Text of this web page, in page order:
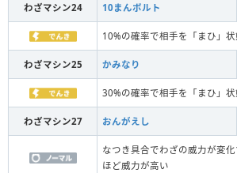
わざマシン24 10まんボルト
10%の確率で相手を「まひ」状
わざマシン25 かみなり
30%の確率で相手を「まひ」状
わざマシン27 おんがえし
なつき具合でわざの威力が変
ほど威力が高い